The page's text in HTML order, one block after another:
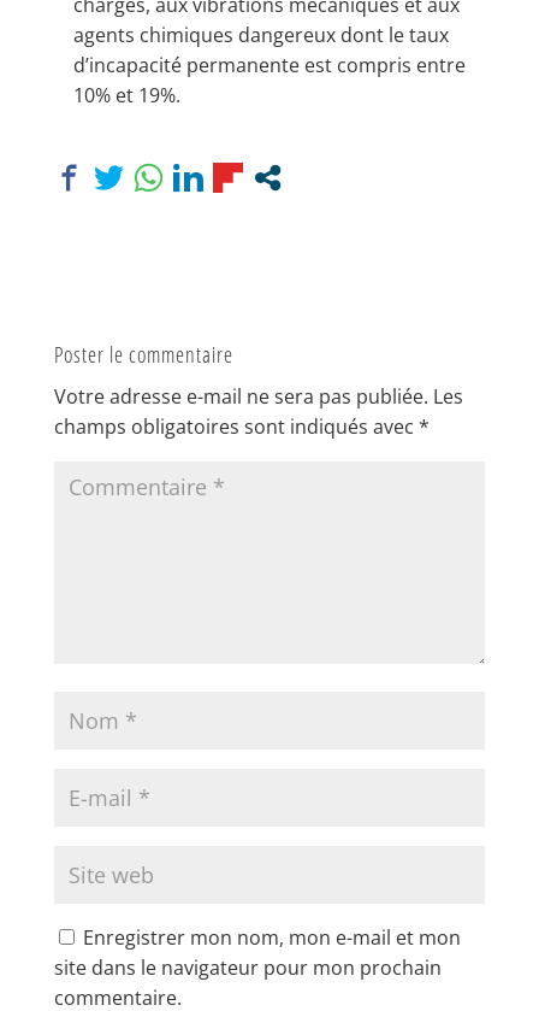
agents chimiques dangereux dont le taux
d’incapacité permanente est compris entre
10% et 19%.
Poster le commentaire
Votre adresse e-mail ne sera pas publiée. Les
champs obligatoires sont indiqués avec *
Enregistrer mon nom, mon e-mail et mon
site dans le navigateur pour mon prochain
commentaire.